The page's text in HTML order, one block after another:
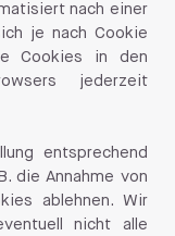
nach einer
je nach Cookie
Cookies in den
jederzeit
entsprechend
die Annahme von
ablehnen. Wir
nicht alle